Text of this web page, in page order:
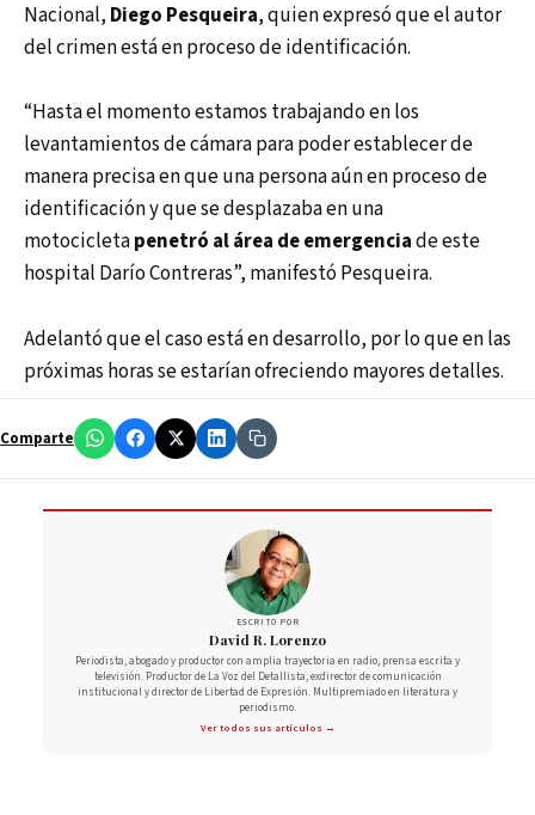
Nacional, Diego Pesqueira, quien expresó que el autor
del crimen está en proceso de identificación.
“Hasta el momento estamos trabajando en los
levantamientos de cámara para poder establecer de
manera precisa en que una persona aún en proceso de
identificación y que se desplazaba en una
motocicletapenetró al área de emergenciade este
hospital Darío Contreras”, manifestó Pesqueira.
Adelantó que el caso está en desarrollo, por lo que en las
próximas horas se estarían ofreciendo mayores detalles.
Comparte
ESCRITO POR
David R. Lorenzo
Periodista, abogado y productor con amplia trayectoria en radio, prensa escrita y
televisión. Productor de La Voz del Detallista, exdirector de comunicación
institucional y director de Libertad de Expresión. Multipremiado en literatura y
periodismo.
Ver todos sus artículos →